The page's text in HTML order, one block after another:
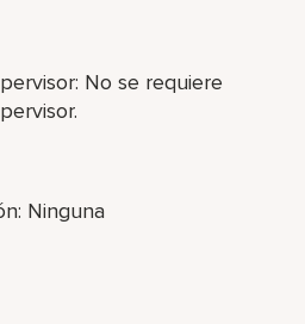
No se requiere
Ninguna